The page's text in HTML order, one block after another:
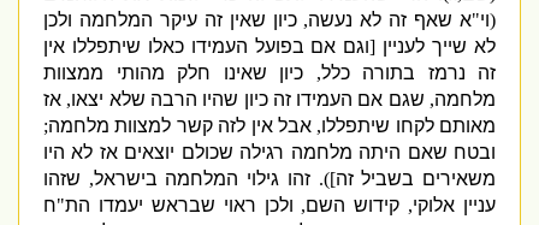
"א שאף זה לא נעשה,כיון שאין זה עיקר המלחמה ולכן
לא שייך לעניין[וגם אם בפועל העמידו כאלו שיתפללו אין
זה נרמז בתורה כלל,כיון שאינו חלק מהותי ממצוות
מלחמה,שגם אם העמידו זה כיון שהיו הרבה שלא יצאו,אז
מאותם לקחו שיתפללו,אבל אין לזה קשר למצוות מלחמה;
ובטח שאם היתה מלחמה רגילה שכולם יוצאים אז לא היו
משאירים בשביל זה]).זהו גילוי המלחמה בישראל,שזהו
עניין אלוקי,קידוש השם,ולכן ראוי שבראש יעמדו הת"ח